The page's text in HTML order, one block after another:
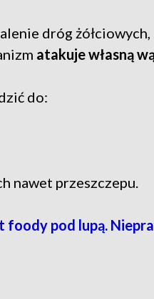
dróg żółciowych,
atakuje własną
do:
nawet przeszczepu.
foody pod lupą.